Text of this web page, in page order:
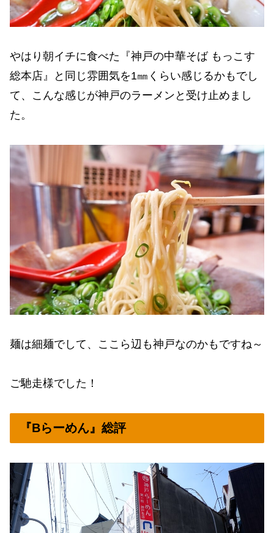
やはり朝イチに食べた『神戸の中華そば もっこす
総本店』と同じ雰囲気を1㎜くらい感じるかもでし
て、こんな感じが神戸のラーメンと受け止めまし
た。
麺は細麺でして、ここら辺も神戸なのかもですね～
ご馳走様でした！
『Bらーめん』総評